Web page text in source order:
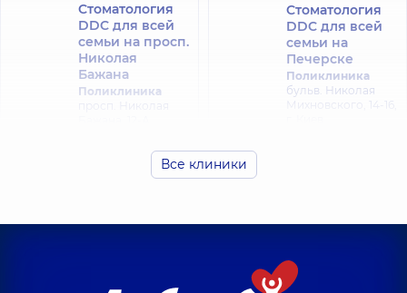
Стоматология
DDC для всей
семьи на просп.
Николая
Бажана
Поликлиника
Стоматология
DDC для всей
семьи на
Печерске
Поликлиника
бульв. Николая
Михновского, 14-16,
Стоматология
DDC для всей
Все клиники